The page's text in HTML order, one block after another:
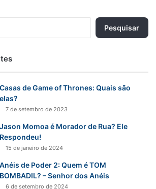
Pesquisar
Casas de Game of Thrones: Quais são
elas?
7 de setembro de 2023
Jason Momoa é Morador de Rua? Ele
Respondeu!
15 de janeiro de 2024
Anéis de Poder 2: Quem é TOM
BOMBADIL? – Senhor dos Anéis
6 de setembro de 2024